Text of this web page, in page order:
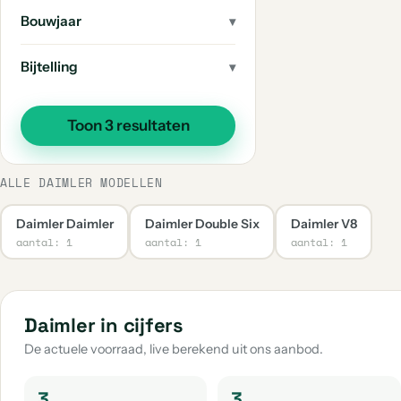
Bouwjaar
Bijtelling
Toon 3 resultaten
ALLE DAIMLER MODELLEN
Daimler Daimler
aantal: 1
Daimler Double Six
aantal: 1
Daimler V8
aantal: 1
Daimler in cijfers
De actuele voorraad, live berekend uit ons aanbod.